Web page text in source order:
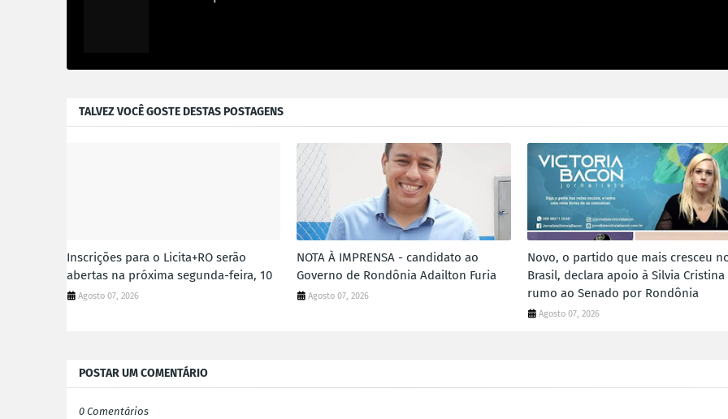
TALVEZ VOCÊ GOSTE DESTAS POSTAGENS
Inscrições para o Licita+RO serão
abertas na próxima segunda-feira, 10
Agosto 07, 2026
NOTA À IMPRENSA - candidato ao
Governo de Rondônia Adailton Furia
Agosto 07, 2026
Novo, o partido que mais cresceu
Brasil, declara apoio à Silvia Cristina
rumo ao Senado por Rondônia
Agosto 07, 2026
POSTAR UM COMENTÁRIO
0 Comentários